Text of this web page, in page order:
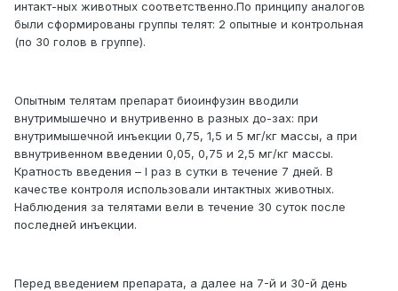
интакт-ных животных соответственно.По принципу аналогов
были сформированы группы телят: 2 опытные и контрольная
(по 30 голов в группе).
Опытным телятам препарат биоинфузин вводили
внутримышечно и внутривенно в разных до-зах: при
внутримышечной инъекции 0,75, 1,5 и 5 мг/кг массы, а при
ввнутривенном введении 0,05, 0,75 и 2,5 мг/кг массы.
Кратность введения – I раз в сутки в течение 7 дней. В
качестве контроля использовали интактных животных.
Наблюдения за телятами вели в течение 30 суток после
последней инъекции.
Перед введением препарата, а далее на 7-й и 30-й день